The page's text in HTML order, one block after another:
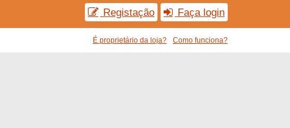
Registação Faça login
É proprietário da loja? Como funciona?